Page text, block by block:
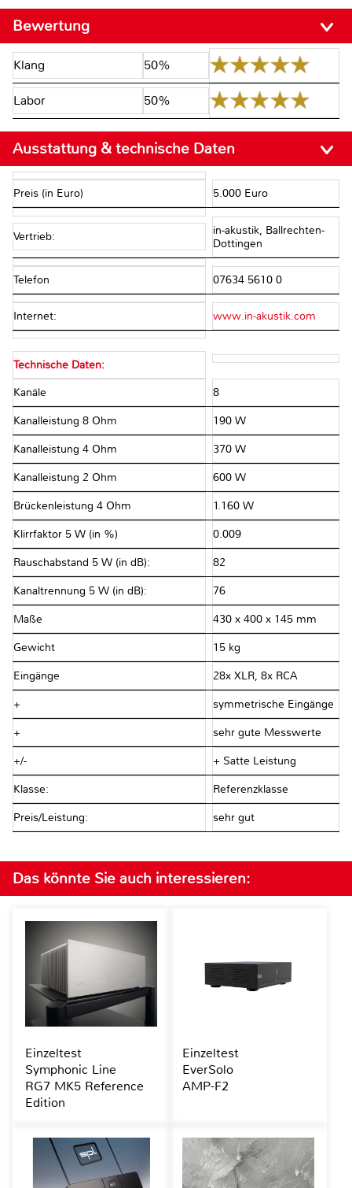
Bewertung
Klang 50%
Labor 50%
Ausstattung & technische Daten
Preis (in Euro) 5.000 Euro
Vertrieb:
in-akustik, Ballrechten-
Dottingen
Telefon 07634 5610 0
Internet: www.in-akustik.com
Technische Daten:
Kanäle 8
Kanalleistung 8 Ohm 190 W
Kanalleistung 4 Ohm 370 W
Kanalleistung 2 Ohm 600 W
Brückenleistung 4 Ohm 1.160 W
Klirrfaktor 5 W (in %) 0.009
Rauschabstand 5 W (in dB): 82
Kanaltrennung 5 W (in dB): 76
Maße 430 x 400 x 145 mm
Gewicht 15 kg
Eingänge 28x XLR, 8x RCA
+ symmetrische Eingänge
+ sehr gute Messwerte
+/- + Satte Leistung
Klasse: Referenzklasse
Preis/Leistung: sehr gut
Das könnte Sie auch interessieren:
Einzeltest
Symphonic Line
RG7 MK5 Reference
Edition
Einzeltest
EverSolo
AMP-F2